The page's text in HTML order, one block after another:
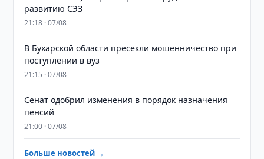
развитию СЭЗ
21:18 · 07/08
В Бухарской области пресекли мошенничество при
поступлении в вуз
21:15 · 07/08
Сенат одобрил изменения в порядок назначения
пенсий
21:00 · 07/08
Больше новостей →